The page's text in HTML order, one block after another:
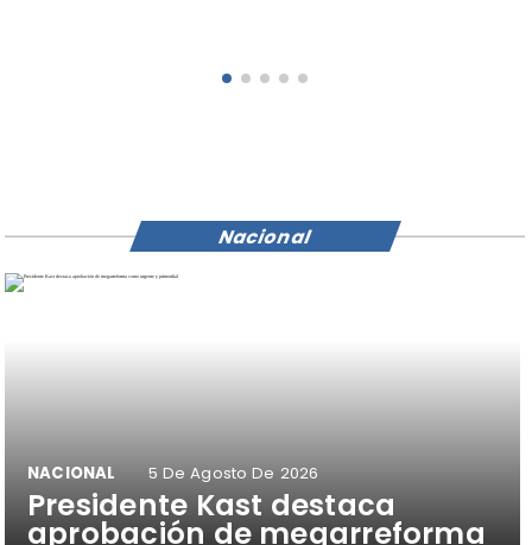
Presidente Kast destaca
aprobación de megarreforma
NACIONAL 5 De Agosto De 2026
Nacional